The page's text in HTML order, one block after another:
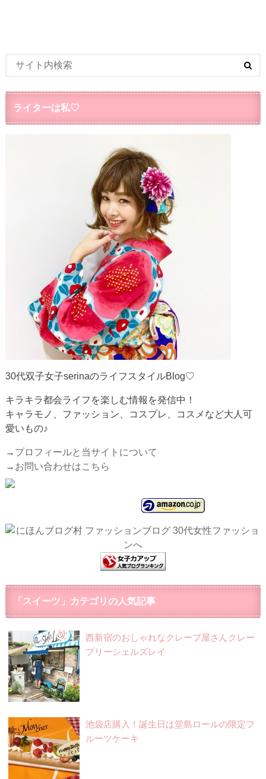
ライターは私♡
30代双子女子serinaのライフスタイルBlog♡
キラキラ都会ライフを楽しむ情報を発信中！
キャラモノ、ファッション、コスプレ、コスメなど大人可
愛いもの♪
→ プロフィールと当サイトについて
→ お問い合わせはこちら
「スイーツ」カテゴリの人気記事
西新宿のおしゃれなクレープ屋さんクレー
プリーシェルズレイ
池袋店購入！誕生日は堂島ロールの限定フ
ルーツケーキ